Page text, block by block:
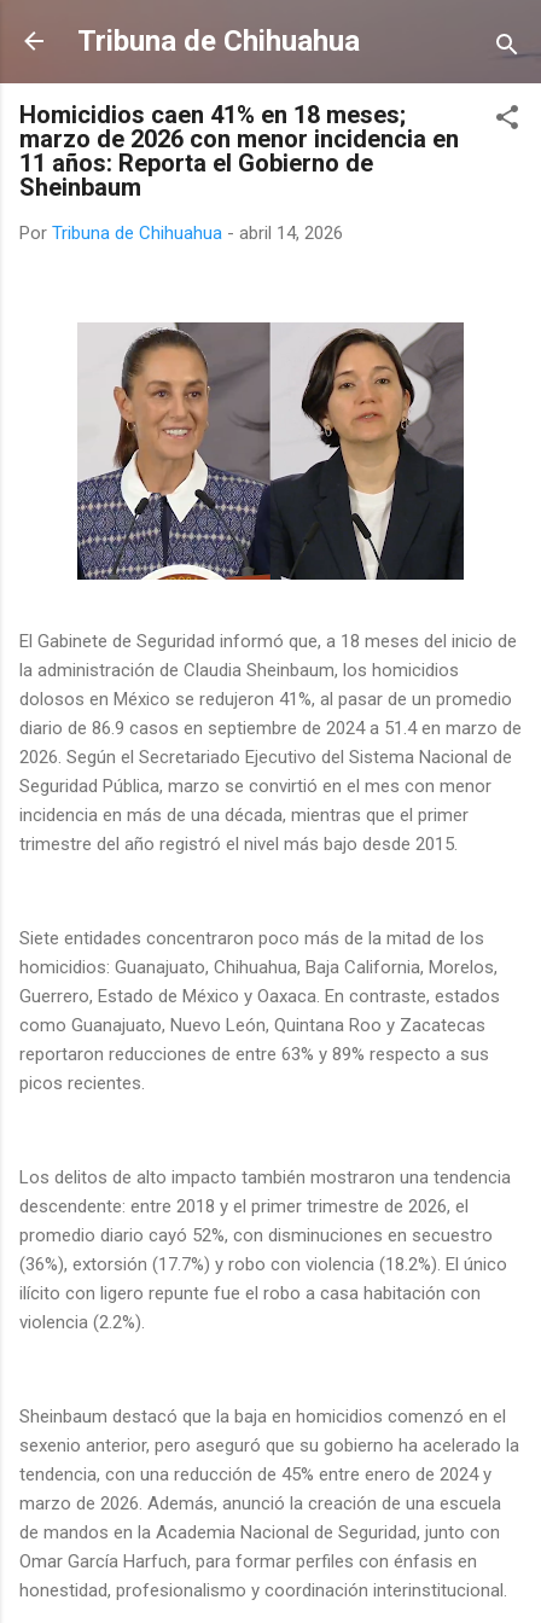
Ir al contenido principal
Tribuna de Chihuahua
Homicidios caen 41% en 18 meses;
marzo de 2026 con menor incidencia en
11 años: Reporta el Gobierno de
Sheinbaum
Por Tribuna de Chihuahua - abril 14, 2026
El Gabinete de Seguridad informó que, a 18 meses del inicio de
la administración de Claudia Sheinbaum, los homicidios
dolosos en México se redujeron 41%, al pasar de un promedio
diario de 86.9 casos en septiembre de 2024 a 51.4 en marzo de
2026. Según el Secretariado Ejecutivo del Sistema Nacional de
Seguridad Pública, marzo se convirtió en el mes con menor
incidencia en más de una década, mientras que el primer
trimestre del año registró el nivel más bajo desde 2015.
Siete entidades concentraron poco más de la mitad de los
homicidios: Guanajuato, Chihuahua, Baja California, Morelos,
Guerrero, Estado de México y Oaxaca. En contraste, estados
como Guanajuato, Nuevo León, Quintana Roo y Zacatecas
reportaron reducciones de entre 63% y 89% respecto a sus
picos recientes.
Los delitos de alto impacto también mostraron una tendencia
descendente: entre 2018 y el primer trimestre de 2026, el
promedio diario cayó 52%, con disminuciones en secuestro
(36%), extorsión (17.7%) y robo con violencia (18.2%). El único
ilícito con ligero repunte fue el robo a casa habitación con
violencia (2.2%).
Sheinbaum destacó que la baja en homicidios comenzó en el
sexenio anterior, pero aseguró que su gobierno ha acelerado la
tendencia, con una reducción de 45% entre enero de 2024 y
marzo de 2026. Además, anunció la creación de una escuela
de mandos en la Academia Nacional de Seguridad, junto con
Omar García Harfuch, para formar perfiles con énfasis en
honestidad, profesionalismo y coordinación interinstitucional.